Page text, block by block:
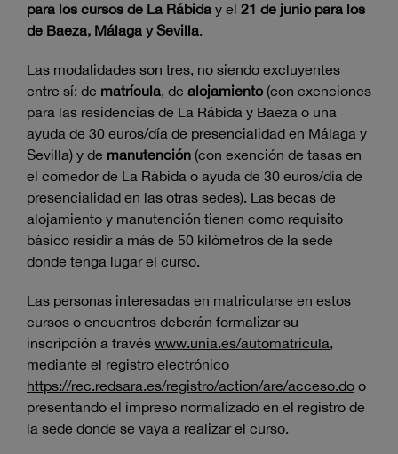
para los cursos de La Rábida y el 21 de junio para los
de Baeza, Málaga y Sevilla.
Las modalidades son tres, no siendo excluyentes
entre sí: de matrícula, de alojamiento(con exenciones
para las residencias de La Rábida y Baeza o una
ayuda de 30 euros/día de presencialidad en Málaga y
Sevilla) y de manutención (con exención de tasas en
el comedor de La Rábida o ayuda de 30 euros/día de
presencialidad en las otras sedes). Las becas de
alojamiento y manutención tienen como requisito
básico residir a más de 50 kilómetros de la sede
donde tenga lugar el curso.
Las personas interesadas en matricularse en estos
cursos o encuentros deberán formalizar su
inscripción a través www.unia.es/automatricula,
mediante el registro electrónico
https://rec.redsara.es/registro/action/are/acceso.do o
presentando el impreso normalizado en el registro de
la sede donde se vaya a realizar el curso.